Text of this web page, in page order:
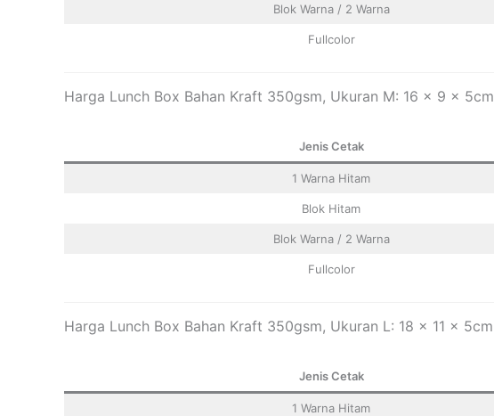
Blok Warna / 2 Warna
Fullcolor
Harga Lunch Box Bahan Kraft 350gsm, Ukuran M: 16 x 9 x 5cm
Jenis Cetak
1 Warna Hitam
Blok Hitam
Blok Warna / 2 Warna
Fullcolor
Harga Lunch Box Bahan Kraft 350gsm, Ukuran L: 18 x 11 x 5cm
Jenis Cetak
1 Warna Hitam